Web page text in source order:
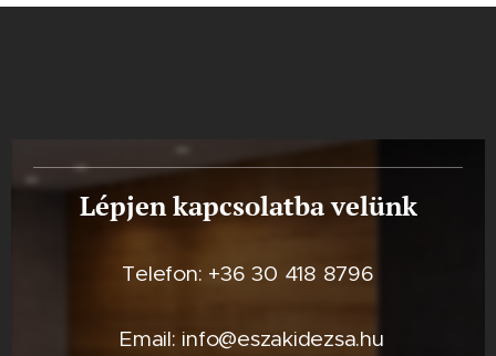
Lépjen kapcsolatba velünk
Telefon: +36 30 418 8796
Email: info@eszakidezsa.hu